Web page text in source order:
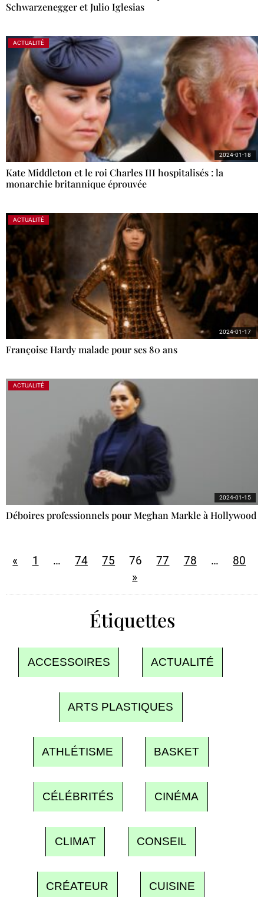
Schwarzenegger et Julio Iglesias
ACTUALITÉ
Kate Middleton et le roi Charles III hospitalisés : la
monarchie britannique éprouvée
2024-01-18
ACTUALITÉ
Françoise Hardy malade pour ses 80 ans
2024-01-17
ACTUALITÉ
Déboires professionnels pour Meghan Markle à Hollywood
2024-01-15
« 1 … 74 75 76 77 78 …
80
»
Étiquettes
ACCESSOIRES ACTUALITÉ
ARTS PLASTIQUES
ATHLÉTISME BASKET
CÉLÉBRITÉS CINÉMA
CLIMAT CONSEIL
CRÉATEUR CUISINE